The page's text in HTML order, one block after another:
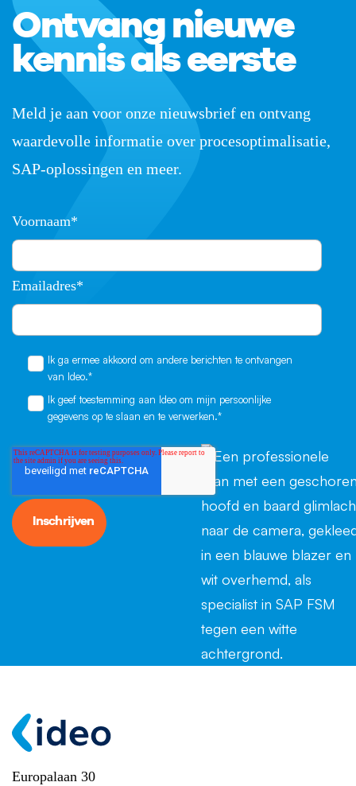
Ontvang nieuwe
kennis als eerste
Meld je aan voor onze nieuwsbrief en ontvang
waardevolle informatie over procesoptimalisatie,
SAP-oplossingen en meer.
Voornaam*
Emailadres*
Ik ga ermee akkoord om andere berichten te ontvangen
van Ideo.*
Ik geef toestemming aan Ideo om mijn persoonlijke
gegevens op te slaan en te verwerken.*
Europalaan 30